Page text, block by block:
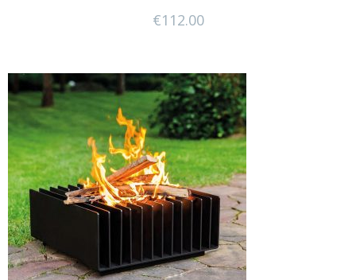
€112.00